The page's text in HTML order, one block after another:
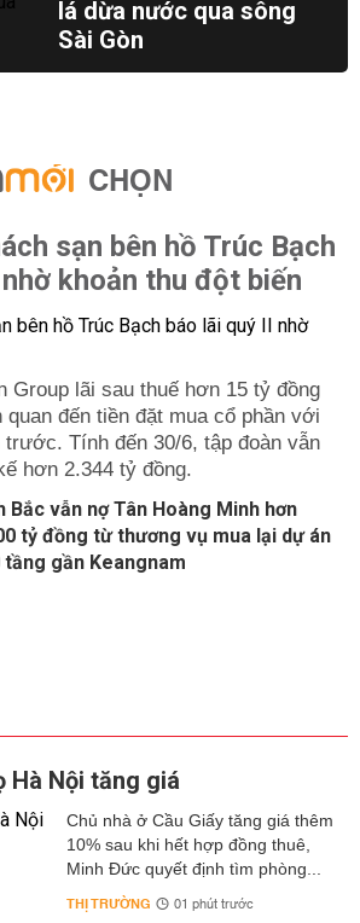
lá dừa nước qua sông
Sài Gòn
CHỌN
sạn bên hồ Trúc Bạch
khoản thu đột biến
Group lãi sau thuế hơn 15 tỷ đồng
quan đến tiền đặt mua cổ phần với
Tính đến 30/6, tập đoàn vẫn
hơn 2.344 tỷ đồng.
Bắc vẫn nợ Tân Hoàng Minh hơn
tỷ đồng từ thương vụ mua lại dự án
tầng gần Keangnam
Hà Nội tăng giá
Chủ nhà ở Cầu Giấy tăng giá thêm
10% sau khi hết hợp đồng thuê,
Minh Đức quyết định tìm phòng...
THỊ TRƯỜNG 01 phút trước